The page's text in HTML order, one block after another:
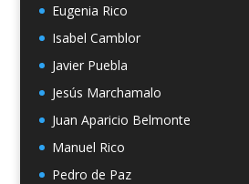
Eugenia Rico
Isabel Camblor
Javier Puebla
Jesús Marchamalo
Juan Aparicio Belmonte
Manuel Rico
Pedro de Paz